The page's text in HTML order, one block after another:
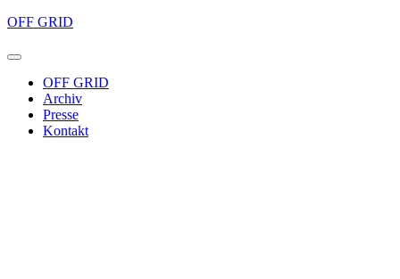
OFF GRID
OFF GRID
Archiv
Presse
Kontakt